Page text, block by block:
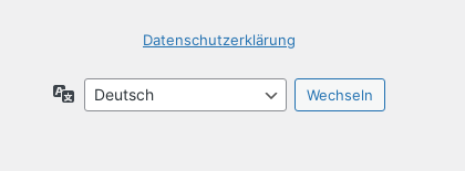
Datenschutzerklärung
Sprache